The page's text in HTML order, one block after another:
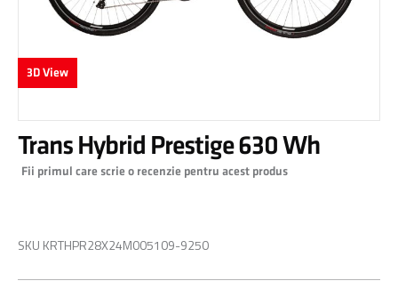
3D View
the
beginning
gallery
Trans Hybrid Prestige 630 Wh
Fii primul care scrie o recenzie pentru acest produs
SKU KRTHPR28X24M005109-9250